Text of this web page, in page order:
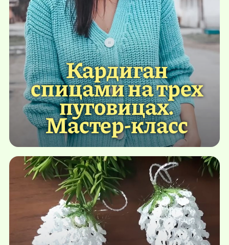
Кардиган
спицами на трех
пуговицах.
Мастер-класс